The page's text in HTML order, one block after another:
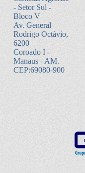
- Setor Sul -
Bloco V
Av. General
Rodrigo Octávio,
6200
Coroado I -
Manaus - AM.
CEP:69080-900